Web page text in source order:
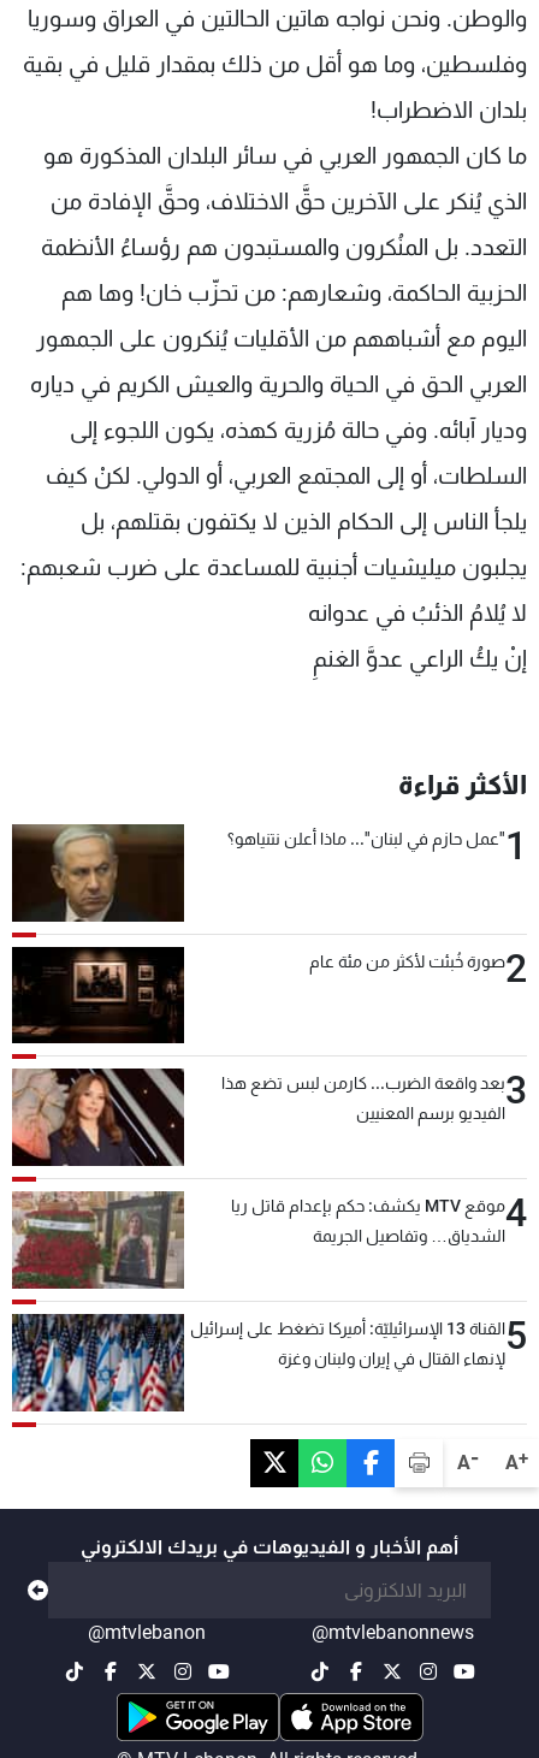
A+
A-
والوطن. ونحن نواجه هاتين الحالتين في العراق وسوريا
وفلسطين، وما هو أقل من ذلك بمقدار قليل في بقية
بلدان الاضطراب!
ما كان الجمهور العربي في سائر البلدان المذكورة هو
الذي يُنكر على الآخرين حقَّ الاختلاف، وحقَّ الإفادة من
التعدد. بل المنُكرون والمستبدون هم رؤساءُ الأنظمة
الحزبية الحاكمة، وشعارهم: من تحزّب خان! وها هم
اليوم مع أشباههم من الأقليات يُنكرون على الجمهور
العربي الحق في الحياة والحرية والعيش الكريم في دياره
وديار آبائه. وفي حالة مُزرية كهذه، يكون اللجوء إلى
السلطات، أو إلى المجتمع العربي، أو الدولي. لكنْ كيف
يلجأ الناس إلى الحكام الذين لا يكتفون بقتلهم، بل
يجلبون ميليشيات أجنبية للمساعدة على ضرب شعبهم:
لا يُلامُ الذئبُ في عدوانه
إنْ يكُ الراعي عدوَّ الغنمِ
الأكثر قراءة
1"عمل حازم في لبنان"... ماذا أعلن نتنياهو؟
2صورة خُبئت لأكثر من مئة عام
3بعد واقعة الضرب... كارمن لبس تضع هذا
الفيديو برسم المعنيين
4
موقع MTV يكشف: حكم بإعدام قاتل ريا
الشدياق… وتفاصيل الجريمة
5
القناة 13 الإسرائيليّة: أميركا تضغط على إسرائيل
لإنهاء القتال في إيران ولبنان وغزة
أهم الأخبار و الفيديوهات في بريدك الالكتروني
@mtvlebanonnews
@mtvlebanon